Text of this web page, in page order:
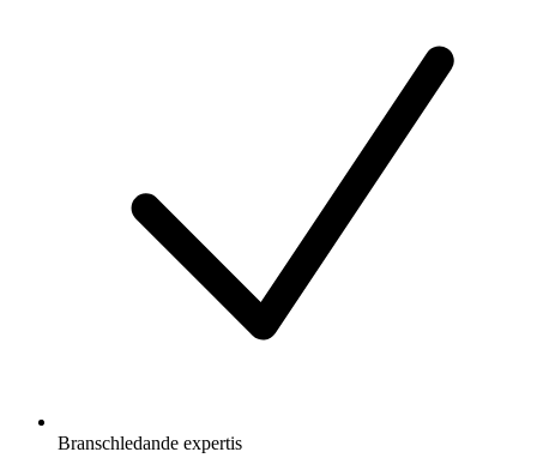
Branschledande expertis